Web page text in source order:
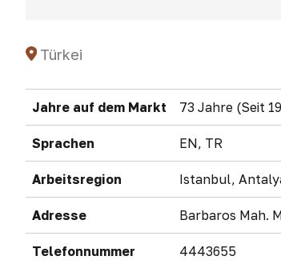
Türkei
Jahre auf dem Markt 73 Jahre (Seit
Sprachen EN, TR
Arbeitsregion Istanbul,
Adresse Barbaros Mah.
Telefonnummer 4443655